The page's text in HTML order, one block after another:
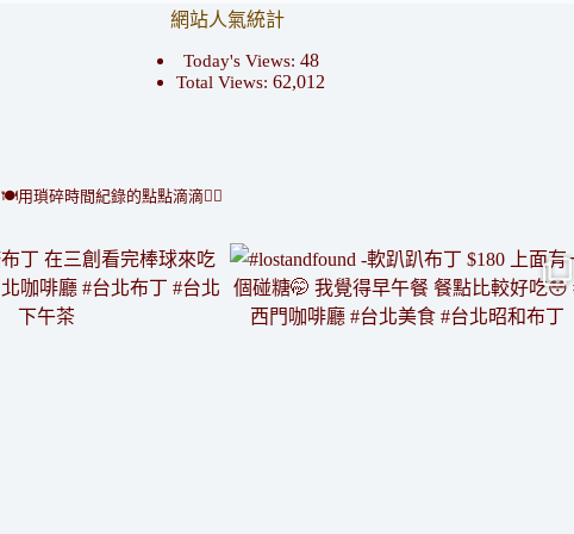
網站人氣統計
Today's Views: 48
Total Views:62,012
🍽用瑣碎時間紀錄的點點滴滴👇🏻